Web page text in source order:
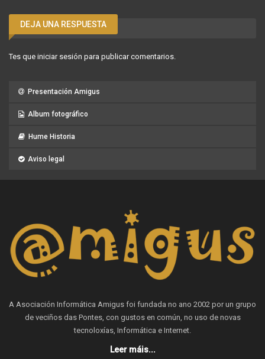
DEJA UNA RESPUESTA
Tes que iniciar sesión para publicar comentarios.
Presentación Amigus
Album fotográfico
Hume Historia
Aviso legal
A Asociación Informática Amigus foi fundada no ano 2002 por un grupo
de veciños das Pontes, con gustos en común, no uso de novas
tecnoloxías, Informática e Internet.
Leer máis...